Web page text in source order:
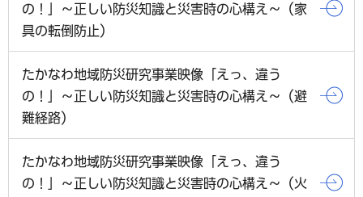
の！」～正しい防災知識と災害時の心構え～（家
具の転倒防止）
たかなわ地域防災研究事業映像「えっ、違う
の！」～正しい防災知識と災害時の心構え～（避
難経路）
たかなわ地域防災研究事業映像「えっ、違う
の！」～正しい防災知識と災害時の心構え～（火